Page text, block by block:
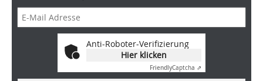
Anti-Roboter-Verifizierung
Hier klicken
FriendlyCaptcha ⇗